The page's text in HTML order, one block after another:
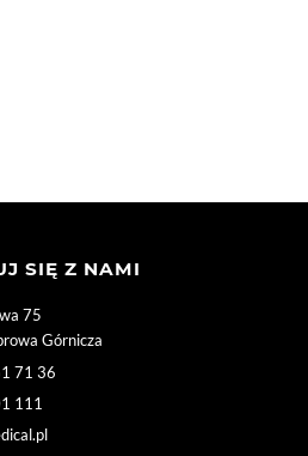
SIĘ Z NAMI
75
Górnicza
71 36
111